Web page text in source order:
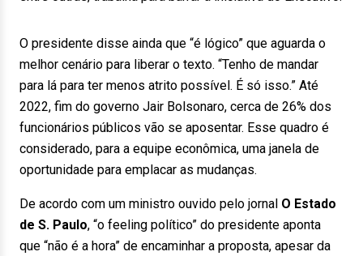
O presidente disse ainda que “é lógico” que aguarda o
melhor cenário para liberar o texto. “Tenho de mandar
para lá para ter menos atrito possível. É só isso.” Até
2022, fim do governo Jair Bolsonaro, cerca de 26% dos
funcionários públicos vão se aposentar. Esse quadro é
considerado, para a equipe econômica, uma janela de
oportunidade para emplacar as mudanças.
De acordo com um ministro ouvido pelo jornal O Estado
de S. Paulo, “o feeling político” do presidente aponta
que “não é a hora” de encaminhar a proposta, apesar da